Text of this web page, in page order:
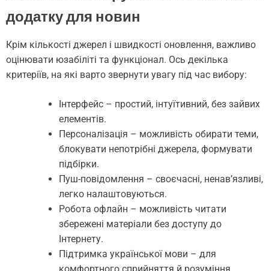
додатку для новин
Крім кількості джерел і швидкості оновлення, важливо
оцінювати юзабіліті та функціонал. Ось декілька
критеріїв, на які варто звернути увагу під час вибору:
Інтерфейс – простий, інтуїтивний, без зайвих
елементів.
Персоналізація – можливість обирати теми,
блокувати непотрібні джерела, формувати
підбірки.
Пуш-повідомлення – своєчасні, ненав’язливі,
легко налаштовуються.
Робота офлайн – можливість читати
збережені матеріали без доступу до
Інтернету.
Підтримка української мови – для